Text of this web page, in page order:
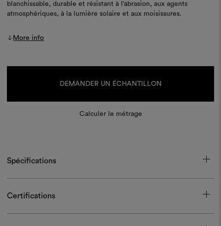
blanchissable, durable et résistant à l’abrasion, aux agents
atmosphériques, à la lumière solaire et aux moisissures.
More info
DEMANDER UN ÉCHANTILLON
Calculer le métrage
Spécifications
Certifications